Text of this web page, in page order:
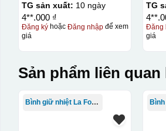
TG sản xuất: 10 ngày
4**.000 ₫
Đăng kýhoặc Đăng nhậpđể xem
giá
TG
Đăng
giá
Sản phẩm liên
Bình giữ nhiệt La Fonte